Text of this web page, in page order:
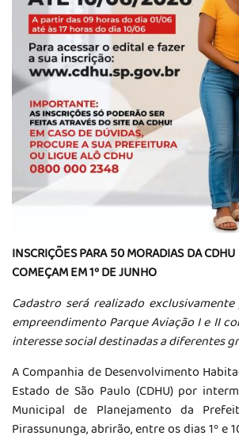
INSCRIÇÕES PARA 50 MORADIAS DA
COMEÇAM EM 1º DE JUNHO
Cadastro será realizado
empreendimento Parque Aviação I e II
interesse social destinadas a diferentes
A Companhia de Desenvolvimento
Estado de São Paulo (CDHU) por
Municipal de Planejamento da
Pirassununga, abrirão, entre os dias 1º e